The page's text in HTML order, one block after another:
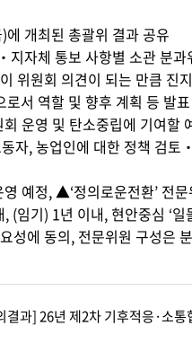
개최된 총괄위 결과 공유
자체 통보 사항별 소관 분
위원회 의견이 되는 만큼 진
서 역할 및 향후 계획 등 발
운영 및 탄소중립에 기여할
, 농업인에 대한 정책 검토
예정, ▲‘정의로운전환’ 전
기) 1년 이내, 현안중심 ‘일
에 동의, 전문위원 구성은
결과] 26년 제2차 기후적응·소